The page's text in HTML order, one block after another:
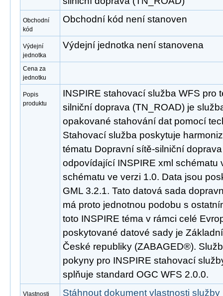
Obchodní
kód
Obchodní kód není stanoven
Výdejní
jednotka
Výdejní jednotka není stanovena
Cena za
jednotku
Popis
produktu
INSPIRE stahovací služba WFS pro
silniční doprava (TN_ROAD) je
opakované stahování dat pomocí
Stahovací služba poskytuje
tématu Dopravní sítě-silniční
odpovídající INSPIRE xml schématu
schématu ve verzi 1.0. Data jsou
GML 3.2.1. Tato datová sada
má proto jednotnou podobu s
toto INSPIRE téma v rámci celé
poskytované datové sady je
České republiky (ZABAGED®).
pokyny pro INSPIRE stahovací
splňuje standard OGC WFS 2.0.0.
Vlastnosti
Stáhnout dokument vlastnosti služby